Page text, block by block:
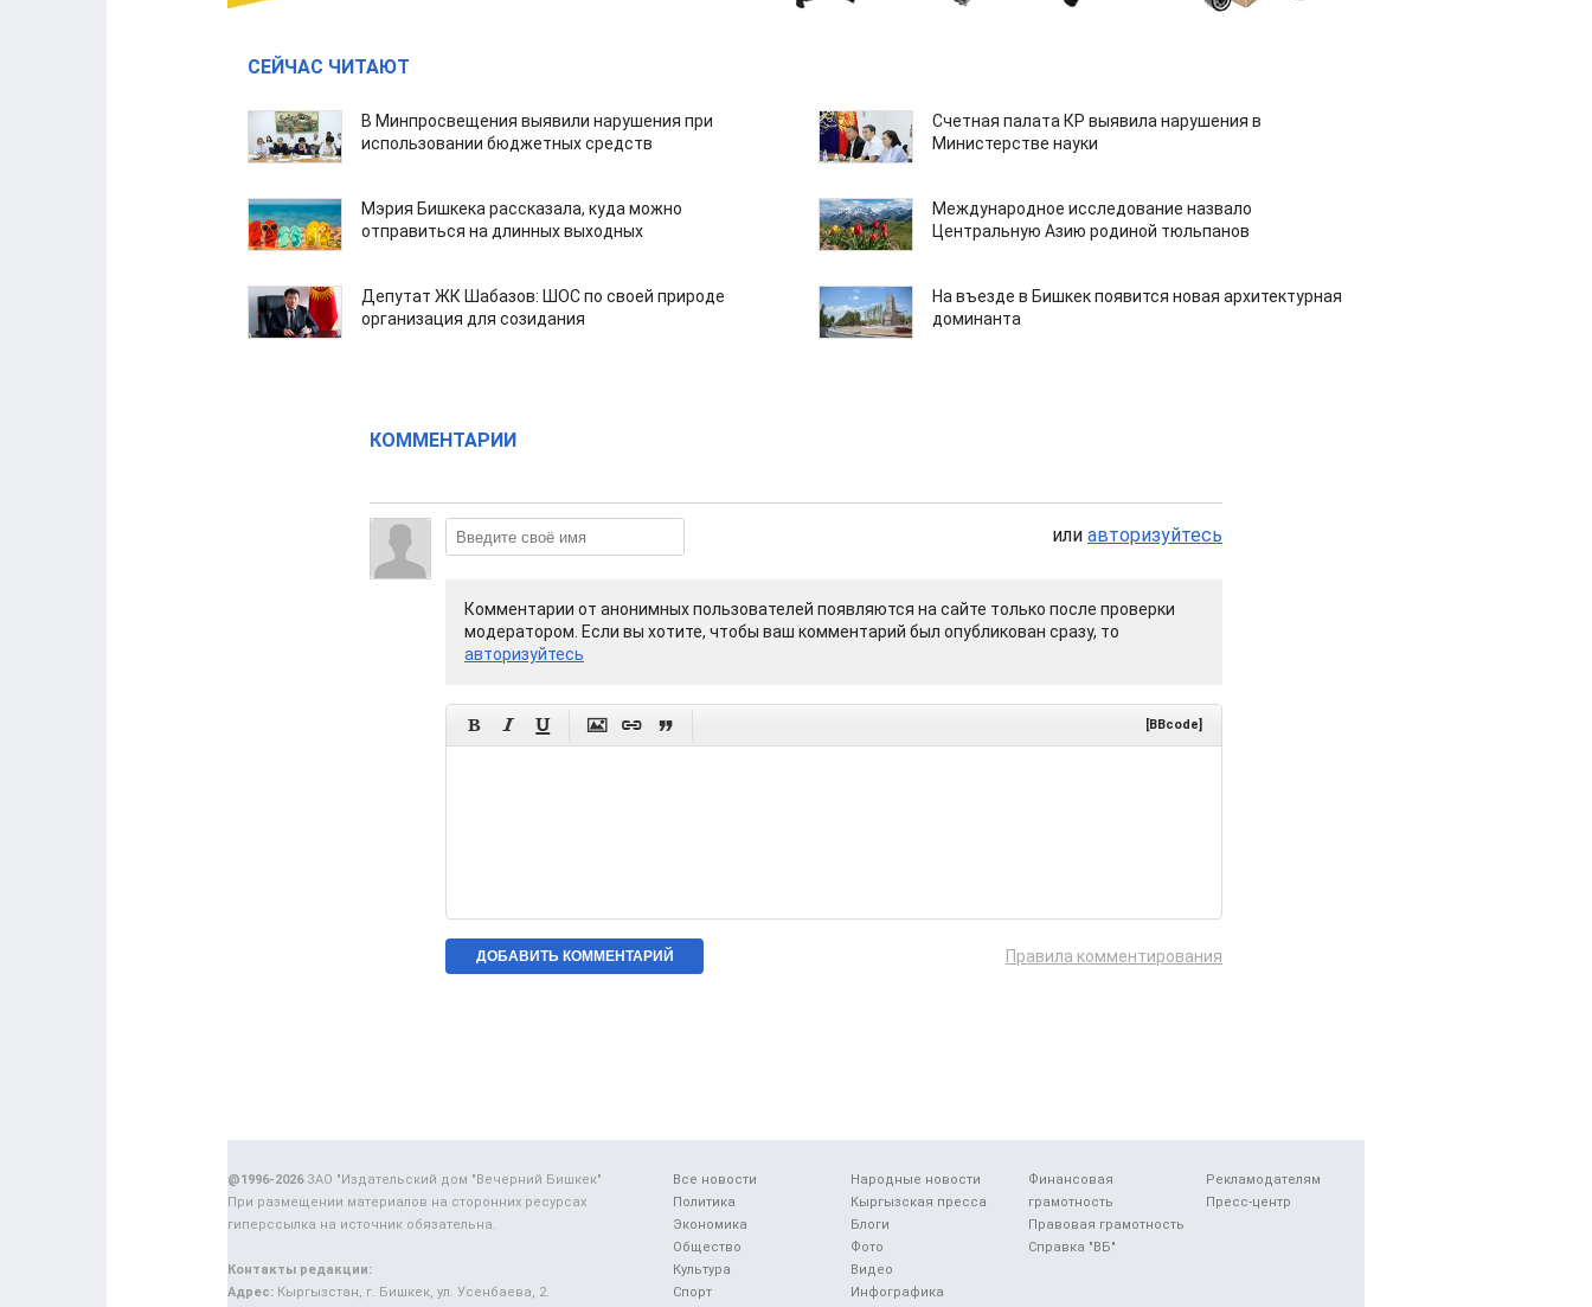
СЕЙЧАС ЧИТАЮТ
В Минпросвещения выявили нарушения при
использовании бюджетных средств
Счетная палата КР выявила нарушения в
Министерстве науки
Мэрия Бишкека рассказала, куда можно
отправиться на длинных выходных
Международное исследование назвало
Центральную Азию родиной тюльпанов
Депутат ЖК Шабазов: ШОС по своей природе
организация для созидания
На въезде в Бишкек появится новая архитектурная
доминанта
КОММЕНТАРИИ
или авторизуйтесь
Комментарии от анонимных пользователей появляются на сайте только после проверки
модератором. Если вы хотите, чтобы ваш комментарий был опубликован сразу, то
авторизуйтесь
      [BBcode]
Правила комментирования
Все новости
Политика
Экономика
Общество
Культура
Спорт
Народные новости
Кыргызская пресса
Блоги
Фото
Видео
Инфографика
Финансовая
грамотность
Правовая грамотность
Справка "ВБ"
Рекламодателям
Пресс-центр
@1996-2026ЗАО "Издательский дом "Вечерний Бишкек"
При размещении материалов на сторонних ресурсах
гиперссылка на источник обязательна.
Контакты редакции:
Адрес: Кыргызстан, г. Бишкек, ул. Усенбаева, 2.